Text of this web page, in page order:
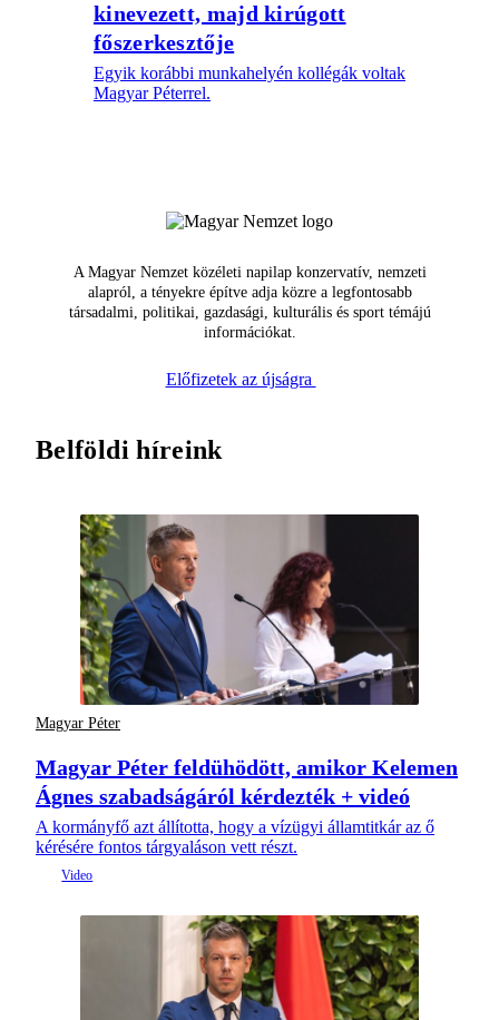
kinevezett, majd kirúgott
főszerkesztője
Egyik korábbi munkahelyén kollégák voltak
Magyar Péterrel.
A Magyar Nemzet közéleti napilap konzervatív, nemzeti
alapról, a tényekre építve adja közre a legfontosabb
társadalmi, politikai, gazdasági, kulturális és sport témájú
információkat.
Előfizetek az újságra
Belföldi híreink
Magyar Péter
Magyar Péter feldühödött, amikor Kelemen
Ágnes szabadságáról kérdezték + videó
A kormányfő azt állította, hogy a vízügyi államtitkár az ő
kérésére fontos tárgyaláson vett részt.